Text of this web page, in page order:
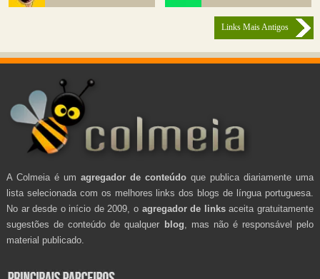
Links Mais Antigos
A Colmeia é um agregador de conteúdo que publica diariamente uma
lista selecionada com os melhores links dos blogs de língua portuguesa.
No ar desde o início de 2009, o agregador de linksaceita gratuitamente
sugestões de conteúdo de qualquer blog , mas não é responsável pelo
material publicado.